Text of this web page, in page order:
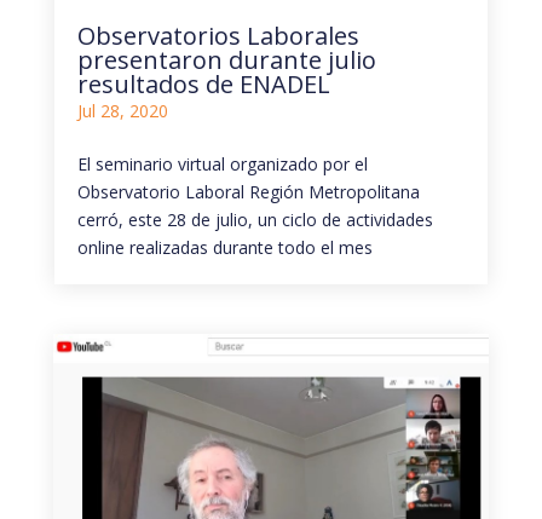
Observatorios Laborales
presentaron durante julio
resultados de ENADEL
Jul 28, 2020
El seminario virtual organizado por el
Observatorio Laboral Región Metropolitana
cerró, este 28 de julio, un ciclo de actividades
online realizadas durante todo el mes